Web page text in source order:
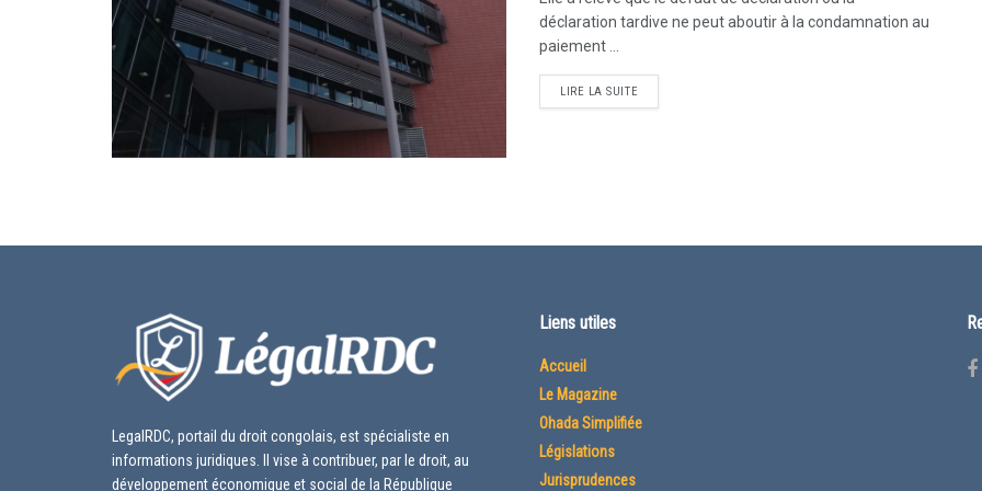
déclaration tardive ne peut aboutir à la condamnation au
paiement ...
LIRE LA SUITE
LegalRDC, portail du droit congolais, est spécialiste en
informations juridiques. Il vise à contribuer, par le droit, au
développement économique et social de la République
Liens utiles
Accueil
Le Magazine
Ohada Simplifiée
Législations
Jurisprudences